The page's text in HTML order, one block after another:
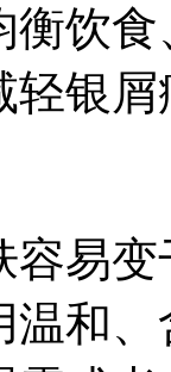
衡饮
轻银
容易
温和